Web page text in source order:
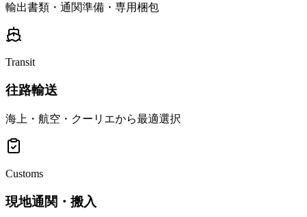
輸出書類・通関準備・専用梱包
Transit
往路輸送
海上・航空・クーリエから最適選択
Customs
現地通関・搬入